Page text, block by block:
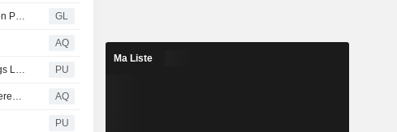
Raymond James Financial Names Kirk Bell Independent Contractor Division President GL
AQ
Raymond James Financial : completes acquisition of GreensLedge Holdings LLC PU
Raymond James to present at Raymond James Institutional Investors Conference AQ
PU
Ma Liste